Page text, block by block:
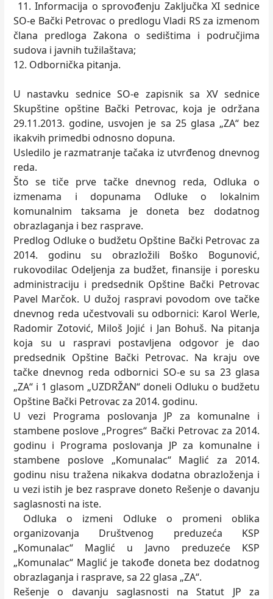
11. Informacija o sprovođenju Zaključka XI sednice
SO-e Bački Petrovac o predlogu Vladi RS za izmenom
člana predloga Zakona o sedištima i područjima
sudova i javnih tužilaštava;
12. Odbornička pitanja.
U nastavku sednice SO-e zapisnik sa XV sednice
Skupštine opštine Bački Petrovac, koja je održana
29.11.2013. godine, usvojen je sa 25 glasa „ZA“ bez
ikakvih primedbi odnosno dopuna.
Usledilo je razmatranje tačaka iz utvrđenog dnevnog
reda.
Što se tiče prve tačke dnevnog reda, Odluka o
izmenama i dopunama Odluke o lokalnim
komunalnim taksama je doneta bez dodatnog
obrazlaganja i bez rasprave.
Predlog Odluke o budžetu Opštine Bački Petrovac za
2014. godinu su obrazložili Boško Bogunović,
rukovodilac Odeljenja za budžet, finansije i poresku
administraciju i predsednik Opštine Bački Petrovac
Pavel Marčok. U dužoj raspravi povodom ove tačke
dnevnog reda učestvovali su odbornici: Karol Werle,
Radomir Zotović, Miloš Jojić i Jan Bohuš. Na pitanja
koja su u raspravi postavljena odgovor je dao
predsednik Opštine Bački Petrovac. Na kraju ove
tačke dnevnog reda odbornici SO-e su sa 23 glasa
„ZA“ i 1 glasom „UZDRŽAN“ doneli Odluku o budžetu
Opštine Bački Petrovac za 2014. godinu.
U vezi Programa poslovanja JP za komunalne i
stambene poslove „Progres“ Bački Petrovac za 2014.
godinu i Programa poslovanja JP za komunalne i
stambene poslove „Komunalac“ Maglić za 2014.
godinu nisu tražena nikakva dodatna obrazloženja i
u vezi istih je bez rasprave doneto Rešenje o davanju
saglasnosti na iste.
Odluka o izmeni Odluke o promeni oblika
organizovanja Društvenog preduzeća KSP
„Komunalac“ Maglić u Javno preduzeće KSP
„Komunalac“ Maglić je takođe doneta bez dodatnog
obrazlaganja i rasprave, sa 22 glasa „ZA“.
Rešenje o davanju saglasnosti na Statut JP za